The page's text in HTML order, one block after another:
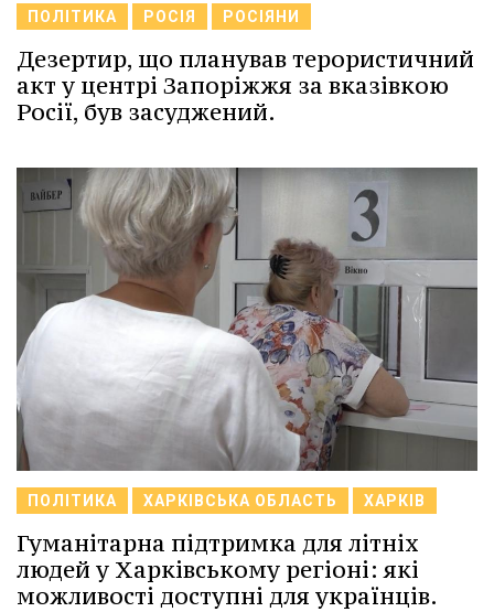
ПОЛІТИКА РОСІЯ РОСІЯНИ
Дезертир, що планував терористичний
акт у центрі Запоріжжя за вказівкою
Росії, був засуджений.
ПОЛІТИКА ХАРКІВСЬКА ОБЛАСТЬ ХАРКІВ
Гуманітарна підтримка для літніх
людей у Харківському регіоні: які
можливості доступні для українців.